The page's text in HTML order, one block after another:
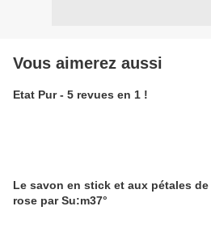
Vous aimerez aussi
Etat Pur - 5 revues en 1 !
Le savon en stick et aux pétales de
rose par Su:m37°